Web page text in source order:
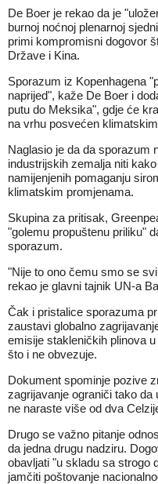
De Boer je rekao da je
burnoj noćnoj plenarnoj
primi kompromisni dogovor
Države i Kina.
Sporazum iz Kopenhagena
naprijed", kaže De Boer i
putu do Meksika", gdje će
na vrhu posvećen
Naglasio je da da sporazum
industrijskih zemalja niti
namijenjenih pomaganju
klimatskim promjenama.
Skupina za pritisak,
"golemu propuštenu priliku"
sporazum.
"Nije to ono čemu smo se
rekao je glavni tajnik UN-a
Čak i pristalice sporazuma
zaustavi globalno
emisije stakleničkih plinova
što i ne obvezuje.
Dokument spominje pozive
zagrijavanje ograniči tako da
ne naraste više od dva
Drugo se važno pitanje
da jedna drugu nadziru.
obavljati "u skladu sa strogo
jamčiti poštovanje